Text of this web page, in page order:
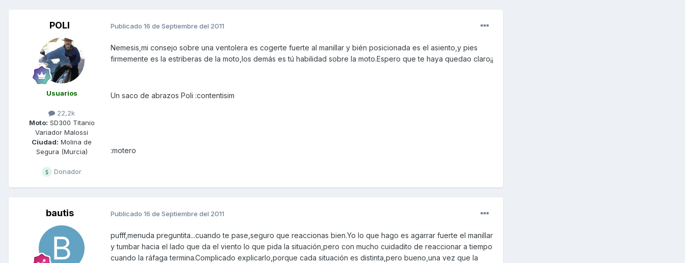
POLI
Usuarios
22,2k
Moto: SD300 Titanio
Variador Malossi
Ciudad: Molina de
Segura (Murcia)
Donador
Publicado 16 de Septiembre del 2011
Nemesis,mi consejo sobre una ventolera es cogerte fuerte al manillar y bién posicionada es el asiento,y pies
firmemente es la estriberas de la moto,los demás es tú habilidad sobre la moto.Espero que te haya quedao claro¡¡
Un saco de abrazos Poli :contentisim
:motero
bautis Publicado 16 de Septiembre del 2011
pufff,menuda preguntita...cuando te pase,seguro que reaccionas bien.Yo lo que hago es agarrar fuerte el manillar
y tumbar hacia el lado que da el viento lo que pida la situación,pero con mucho cuidadito de reaccionar a tiempo
cuando la ráfaga termina.Complicado explicarlo,porque cada situación es distinta,pero bueno,una vez que la